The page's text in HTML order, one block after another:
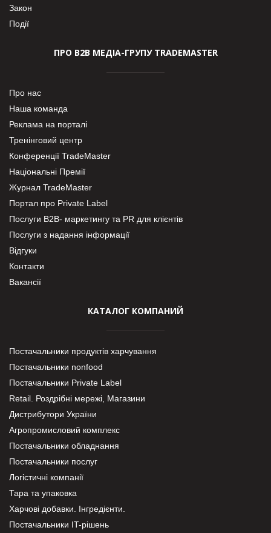
Закон
Події
ПРО В2В МЕДІА-ГРУПУ TRADEMASTER
Про нас
Наша команда
Реклама на порталі
Тренінговий центр
Конференції TradeMaster
Національні Премії
Журнал TradeMaster
Портал про Private Label
Послуги В2В- маркетингу та PR для клієнтів
Послуги з надання інформації
Відгуки
Контакти
Вакансії
КАТАЛОГ КОМПАНИЙ
Постачальники продуктів харчування
Постачальники nonfood
Постачальники Private Label
Retail. Роздрібні мережі, Магазини
Дистрибутори України
Агропромисловий комплекс
Постачальники обладнання
Постачальники послуг
Логістичні компанії
Тара та упаковка
Харчові добавки. Інгредієнти.
Постачальники IT-рішень